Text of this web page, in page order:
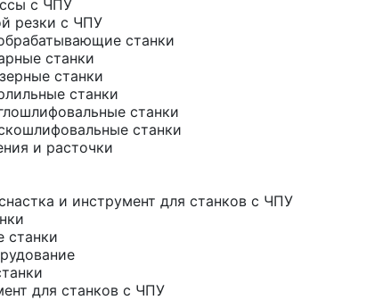
с ЧПУ
резки с ЧПУ
станки
станки
станки
станки
станки
станки
и расточки
и инструмент для станков с ЧПУ
станки
для станков с ЧПУ